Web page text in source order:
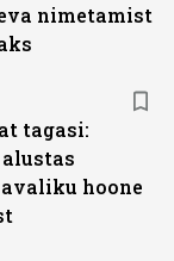
nimetamist
tagasi:
hoone